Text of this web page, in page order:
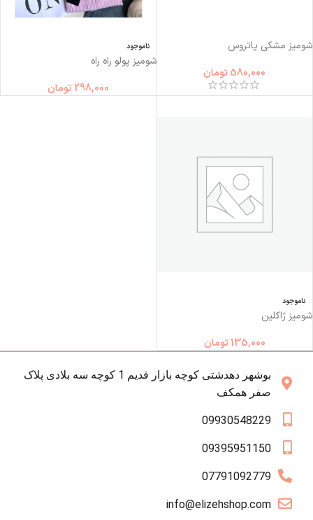
شومیز مشکی پاتروس
580,000 تومان
ناموجود
شومیز پولو راه راه
298,000 تومان
ناموجود
شوميز ژاكلين
135,000 تومان
بوشهر دهدشتی کوچه بازار قدیم 1 کوچه سه بلادی پلاک
صفر همکف
09930548229
09395951150
07791092779
info@elizehshop.com